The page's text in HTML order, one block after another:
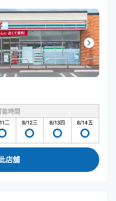
能時間
二 8/12三 8/13四 8/14五
店舖